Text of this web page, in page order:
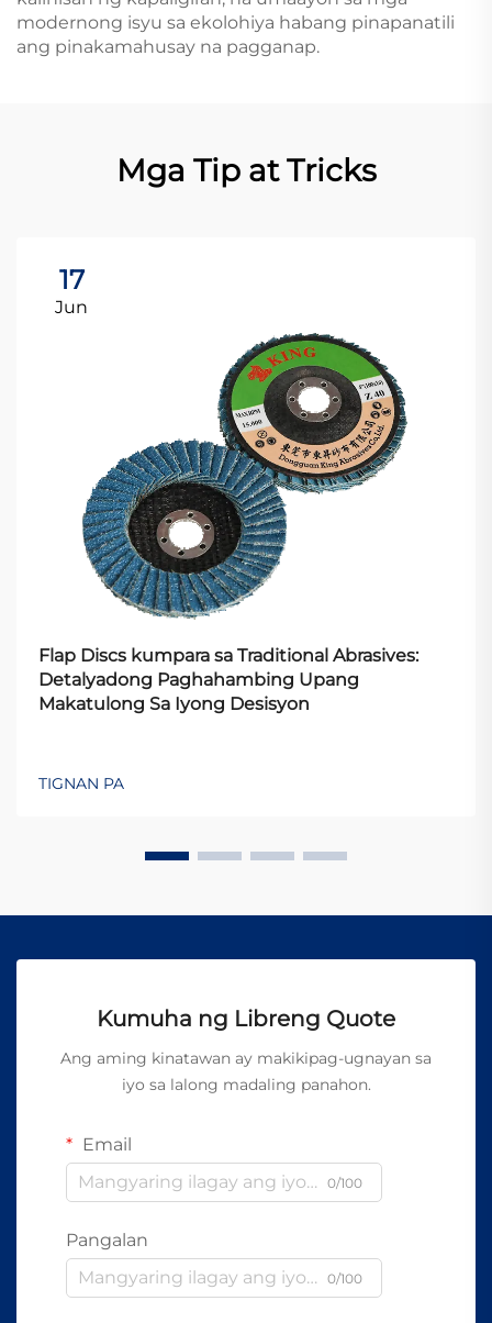
modernong isyu sa ekolohiya habang pinapanatili
ang pinakamahusay na pagganap.
Mga Tip at Tricks
17
Jun
Flap Discs kumpara sa Traditional Abrasives:
Detalyadong Paghahambing Upang
Makatulong Sa Iyong Desisyon
TIGNAN PA
Kumuha ng Libreng Quote
Ang aming kinatawan ay makikipag-ugnayan sa
iyo sa lalong madaling panahon.
Email
0/100
Pangalan
0/100